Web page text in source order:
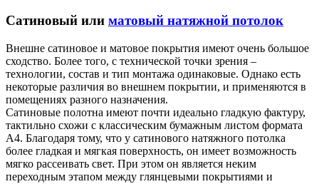
Сатиновый или матовый натяжной потолок
Внешне сатиновое и матовое покрытия имеют очень большое
сходство. Более того, с технической точки зрения –
технологии, состав и тип монтажа одинаковые. Однако есть
некоторые различия во внешнем покрытии, и применяются в
помещениях разного назначения.
Сатиновые полотна имеют почти идеально гладкую фактуру,
тактильно схожи с классическим бумажным листом формата
А4. Благодаря тому, что у сатинового натяжного потолка
более гладкая и мягкая поверхность, он имеет возможность
мягко рассеивать свет. При этом он является неким
переходным этапом между глянцевыми покрытиями и